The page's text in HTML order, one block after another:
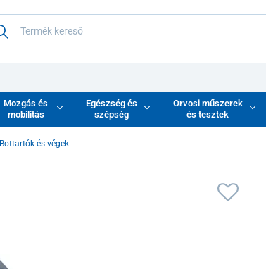
Mozgás és
mobilitás
Egészség és
szépség
Orvosi műszerek
és tesztek
Bottartók és végek